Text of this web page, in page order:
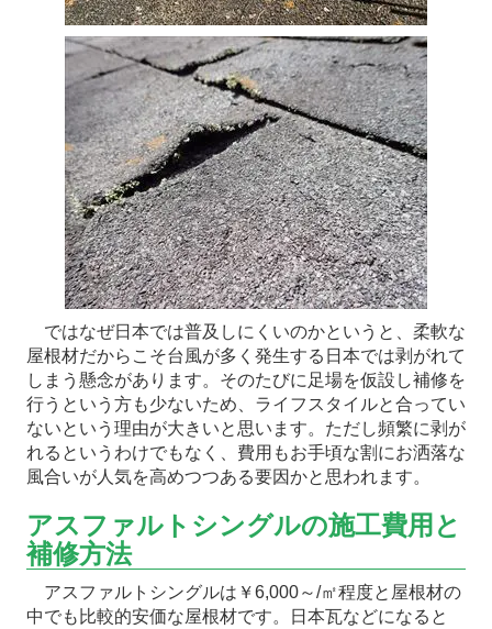
ではなぜ日本では普及しにくいのかというと、柔軟な
屋根材だからこそ台風が多く発生する日本では剥がれて
しまう懸念があります。そのたびに足場を仮設し補修を
行うという方も少ないため、ライフスタイルと合ってい
ないという理由が大きいと思います。ただし頻繁に剥が
れるというわけでもなく、費用もお手頃な割にお洒落な
風合いが人気を高めつつある要因かと思われます。
アスファルトシングルの施工費用と
補修方法
アスファルトシングルは￥6,000～/㎡程度と屋根材の
中でも比較的安価な屋根材です。日本瓦などになると